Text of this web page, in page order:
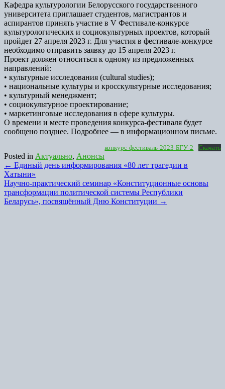
Кафедра культурологии Белорусского государственного
университета приглашает студентов, магистрантов и
аспирантов принять участие в V Фестивале-конкурсе
культурологических и социокультурных проектов, который
пройдет 27 апреля 2023 г. Для участия в фестивале-конкурсе
необходимо отправить заявку до 15 апреля 2023 г.
Проект должен относиться к одному из предложенных
направлений:
• культурные исследования (cultural studies);
• национальные культуры и кросскультурные исследования;
• культурный менеджмент;
• социокультурное проектирование;
• маркетинговые исследования в сфере культуры.
О времени и месте проведения конкурса-фестиваля будет
сообщено позднее. Подробнее — в информационном письме.
конкурс-фестиваль-2023-БГУ-2 Скачать
Posted in Актуально, Анонсы
Post
navigation
← Единый день информирования «80 лет трагедии в
Хатыни»
Научно-практический семинар «Конституционные основы
трансформации политической системы Республики
Беларусь», посвящённый Дню Конституции →